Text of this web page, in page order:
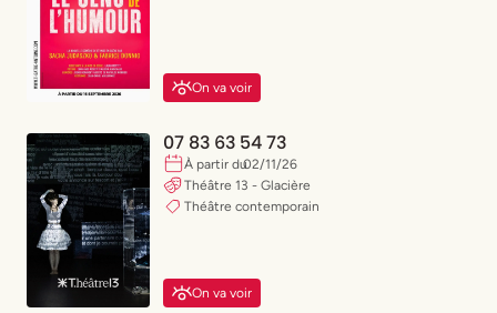
On va voir
07 83 63 54 73
À partir du02/11/26
Théâtre 13 - Glacière
Théâtre contemporain
On va voir